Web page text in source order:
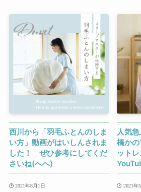
西川から「羽毛ふとんのしま
い方」動画がはいしんされま
した！ ぜひ参考にしてくだ
さいね(へへ)
2021年8月1日
人気
橋か
ット
2021年